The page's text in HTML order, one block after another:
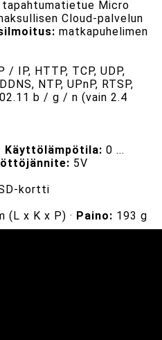
Micro
Cloud-palvelun
matkapuhelimen
/ IP, HTTP, TCP, UDP,
NTP, UPnP, RTSP,
b / g / n (vain 2.4
Käyttölämpötila: 0 ...
5V
kortti
(L x K x P) · Paino: 193 g